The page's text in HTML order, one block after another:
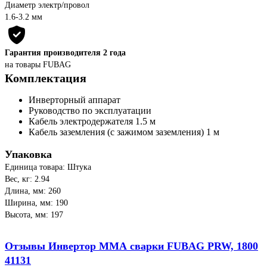
Диаметр электр/провол
1.6-3.2 мм
Гарантия производителя 2 года
на товары FUBAG
Комплектация
Инверторный аппарат
Руководство по эксплуатации
Кабель электродержателя 1.5 м
Кабель заземления (с зажимом заземления) 1 м
Упаковка
Единица товара: Штука
Вес, кг: 2.94
Длина, мм: 260
Ширина, мм: 190
Высота, мм: 197
Отзывы Инвертор ММА сварки FUBAG PRW, 1800
41131